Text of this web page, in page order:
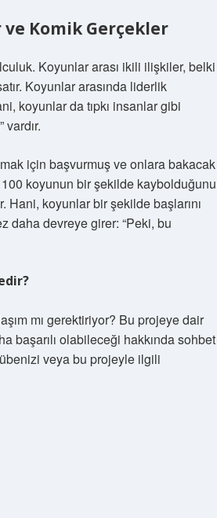
Komik Gerçekler
Koyunlar arası ikili ilişkiler, belki
Koyunlar arasında liderlik
koyunlar da tıpkı insanlar gibi
için başvurmuş ve onlara bakacak
koyunun bir şekilde kaybolduğunu
Hani, koyunlar bir şekilde başlarını
daha devreye girer: “Peki, bu
mı gerektiriyor? Bu projeye dair
başarılı olabileceği hakkında sohbet
veya bu projeyle ilgili